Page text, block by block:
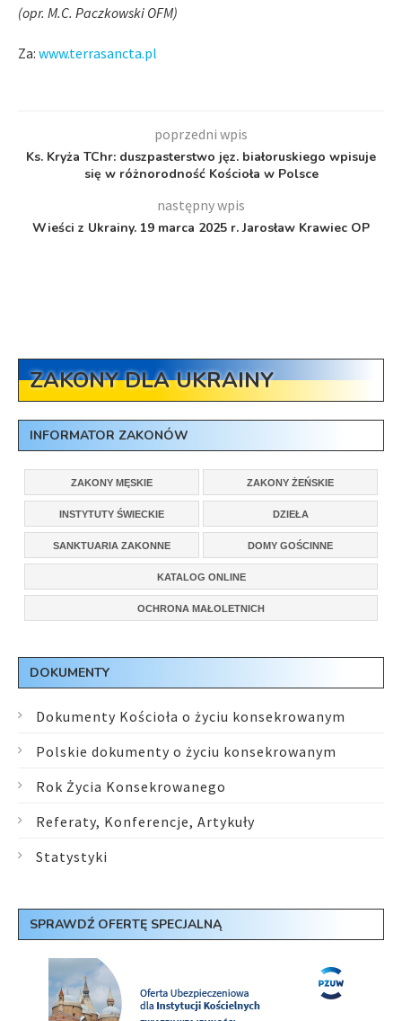
(opr. M.C. Paczkowski OFM)
Za: www.terrasancta.pl
poprzedni wpis
Ks. Kryża TChr: duszpasterstwo jęz. białoruskiego wpisuje
się w różnorodność Kościoła w Polsce
następny wpis
Wieści z Ukrainy. 19 marca 2025 r. Jarosław Krawiec OP
ZAKONY DLA UKRAINY
INFORMATOR ZAKONÓW
ZAKONY MĘSKIE ZAKONY ŻEŃSKIE
INSTYTUTY ŚWIECKIE DZIEŁA
SANKTUARIA ZAKONNE DOMY GOŚCINNE
KATALOG ONLINE
OCHRONA MAŁOLETNICH
DOKUMENTY
Dokumenty Kościoła o życiu konsekrowanym
Polskie dokumenty o życiu konsekrowanym
Rok Życia Konsekrowanego
Referaty, Konferencje, Artykuły
Statystyki
SPRAWDŹ OFERTĘ SPECJALNĄ